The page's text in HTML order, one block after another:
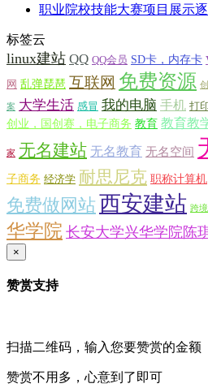
职业院校技能大赛项目展示
标签云
linux建站 QQ QQ会员 SD卡，内存卡
网 乱弹琵琶 互联网 免费资源
案 大学生活 感冒 我的电脑 手机 打
创业，国创赛，电子商务 教育 教育教
家 无名建站 无名教育 无名空间
子商务 经济学 耐思尼克 职称计算机
免费做网站 西安建站 跨
华学院 长安大学兴华学院陈
×
赞赏支持
扫描二维码，输入您要赞赏的金额
赞赏不用多，心意到了即可